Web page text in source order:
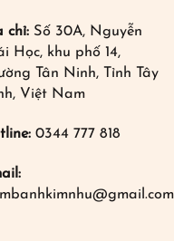
chỉ: Số 30A, Nguyễn
Học, khu phố 14,
Tân Ninh, Tỉnh Tây
Việt Nam
0344 777 818